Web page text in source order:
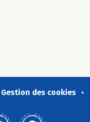
Gestion des cookies